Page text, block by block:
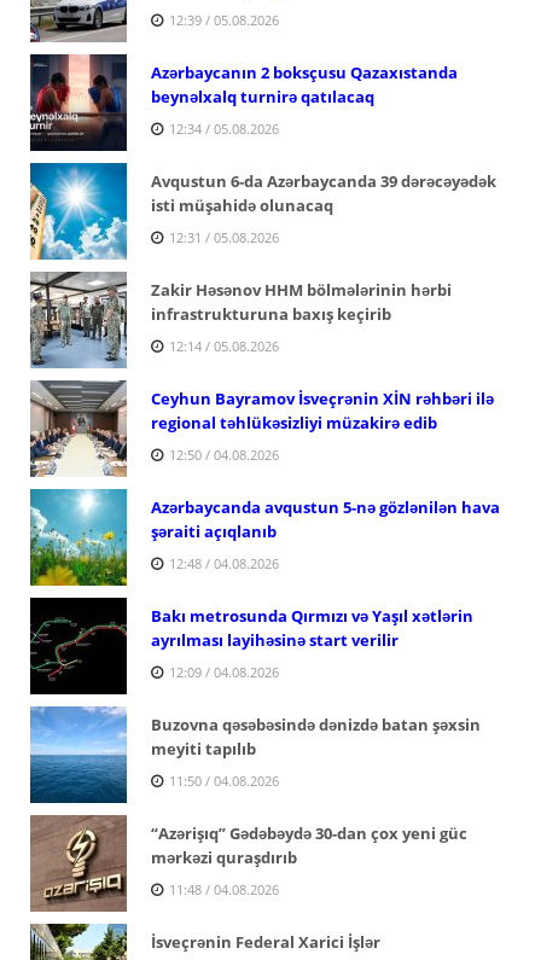
12:39 / 05.08.2026
Azərbaycanın 2 boksçusu Qazaxıstanda
beynəlxalq turnirə qatılacaq
12:34 / 05.08.2026
Avqustun 6-da Azərbaycanda 39 dərəcəyədək
isti müşahidə olunacaq
12:31 / 05.08.2026
Zakir Həsənov HHM bölmələrinin hərbi
infrastrukturuna baxış keçirib
12:14 / 05.08.2026
Ceyhun Bayramov İsveçrənin XİN rəhbəri ilə
regional təhlükəsizliyi müzakirə edib
12:50 / 04.08.2026
Azərbaycanda avqustun 5-nə gözlənilən hava
şəraiti açıqlanıb
12:48 / 04.08.2026
Bakı metrosunda Qırmızı və Yaşıl xətlərin
ayrılması layihəsinə start verilir
12:09 / 04.08.2026
Buzovna qəsəbəsində dənizdə batan şəxsin
meyiti tapılıb
11:50 / 04.08.2026
“Azərişıq” Gədəbəydə 30-dan çox yeni güc
mərkəzi quraşdırıb
11:48 / 04.08.2026
İsveçrənin Federal Xarici İşlər